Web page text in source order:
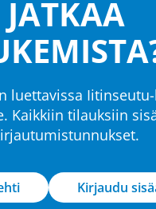
JATKAA
luettavissa
Kaikkiin tilauksiin
Kirjaudu